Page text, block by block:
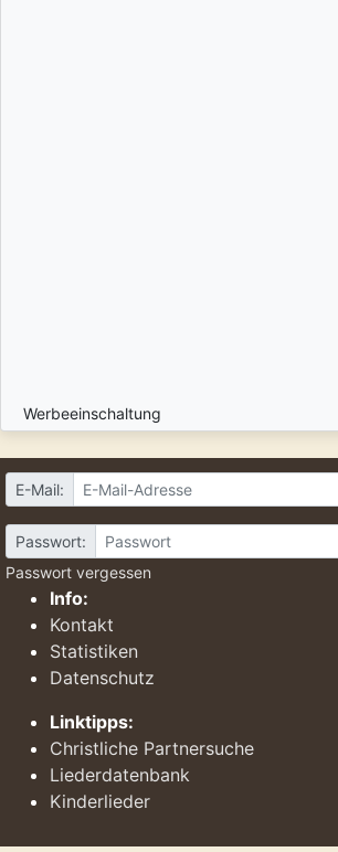
Werbeeinschaltung
E-Mail:
Passwort:
Passwort vergessen
Info:
Kontakt
Statistiken
Datenschutz
Linktipps:
Christliche Partnersuche
Liederdatenbank
Kinderlieder